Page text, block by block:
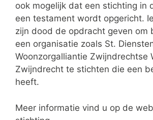
ook mogelijk dat een stichting in
een testament wordt opgericht.
zijn dood de opdracht geven om
een organisatie zoals St.
Woonzorgalliantie Zwijndrechtse
Zwijndrecht te stichten die een
heeft.
Meer informatie vind u op de